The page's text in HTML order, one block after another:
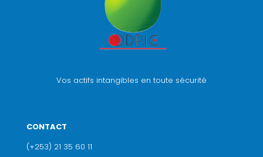
Vos actifs intangibles en toute sécurité
CONTACT
(+253) 21 35 60 11